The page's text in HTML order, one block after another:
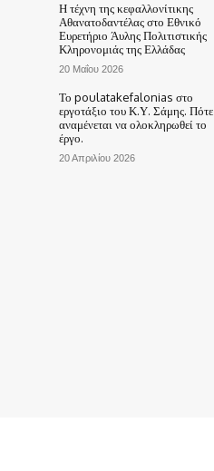
Η τέχνη της κεφαλλονίτικης
Αθανατοδαντέλας στο Εθνικό
Ευρετήριο Άυλης Πολιτιστικής
Κληρονομιάς της Ελλάδας
20 Μαΐου 2026
Το poulatakefalonias στο
εργοτάξιο του Κ.Υ. Σάμης. Πότε
αναμένεται να ολοκληρωθεί το
έργο.
20 Απριλίου 2026